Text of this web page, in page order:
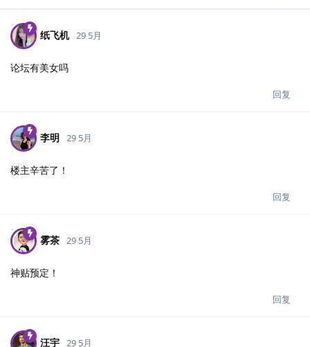
纸飞机 29 5月
论坛有美女吗
回复
李明 29 5月
楼主辛苦了！
回复
雾茶 29 5月
神贴预定！
回复
汪宇 29 5月